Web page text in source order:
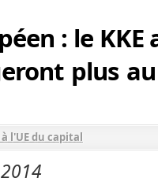
: le KKE
plus
l'UE du capital